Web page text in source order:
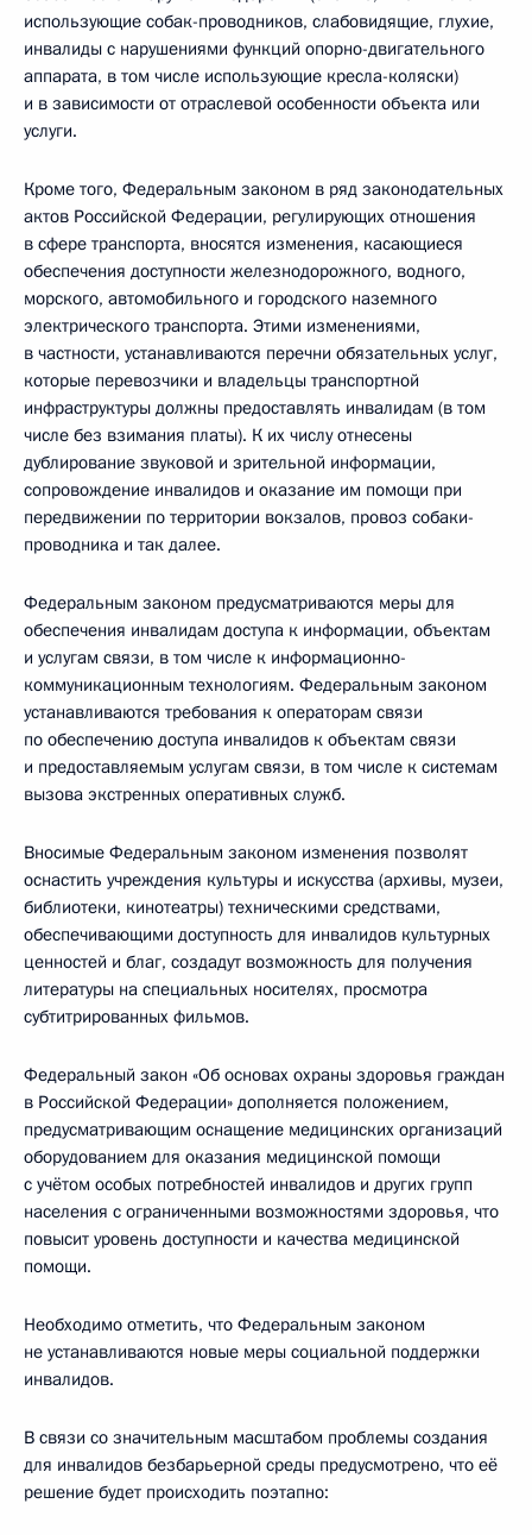
использующие собак-проводников, слабовидящие, глухие,
инвалиды с нарушениями функций опорно-двигательного
аппарата, в том числе использующие кресла-коляски)
и в зависимости от отраслевой особенности объекта или
услуги.
Кроме того, Федеральным законом в ряд законодательных
актов Российской Федерации, регулирующих отношения
в сфере транспорта, вносятся изменения, касающиеся
обеспечения доступности железнодорожного, водного,
морского, автомобильного и городского наземного
электрического транспорта. Этими изменениями,
в частности, устанавливаются перечни обязательных услуг,
которые перевозчики и владельцы транспортной
инфраструктуры должны предоставлять инвалидам (в том
числе без взимания платы). К их числу отнесены
дублирование звуковой и зрительной информации,
сопровождение инвалидов и оказание им помощи при
передвижении по территории вокзалов, провоз собаки-
проводника и так далее.
Федеральным законом предусматриваются меры для
обеспечения инвалидам доступа к информации, объектам
и услугам связи, в том числе к информационно-
коммуникационным технологиям. Федеральным законом
устанавливаются требования к операторам связи
по обеспечению доступа инвалидов к объектам связи
и предоставляемым услугам связи, в том числе к системам
вызова экстренных оперативных служб.
Вносимые Федеральным законом изменения позволят
оснастить учреждения культуры и искусства (архивы, музеи,
библиотеки, кинотеатры) техническими средствами,
обеспечивающими доступность для инвалидов культурных
ценностей и благ, создадут возможность для получения
литературы на специальных носителях, просмотра
субтитрированных фильмов.
Федеральный закон «Об основах охраны здоровья граждан
в Российской Федерации» дополняется положением,
предусматривающим оснащение медицинских организаций
оборудованием для оказания медицинской помощи
с учётом особых потребностей инвалидов и других групп
населения с ограниченными возможностями здоровья, что
повысит уровень доступности и качества медицинской
помощи.
Необходимо отметить, что Федеральным законом
не устанавливаются новые меры социальной поддержки
инвалидов.
В связи со значительным масштабом проблемы создания
для инвалидов безбарьерной среды предусмотрено, что её
решение будет происходить поэтапно: